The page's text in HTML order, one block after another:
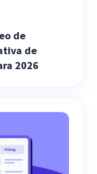
de
de
2026